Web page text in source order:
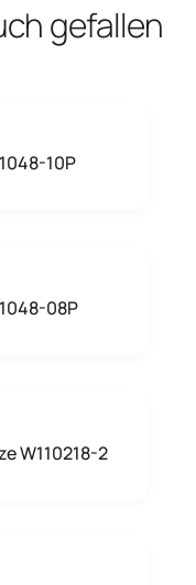
gefallen
10P
08P
W110218-2